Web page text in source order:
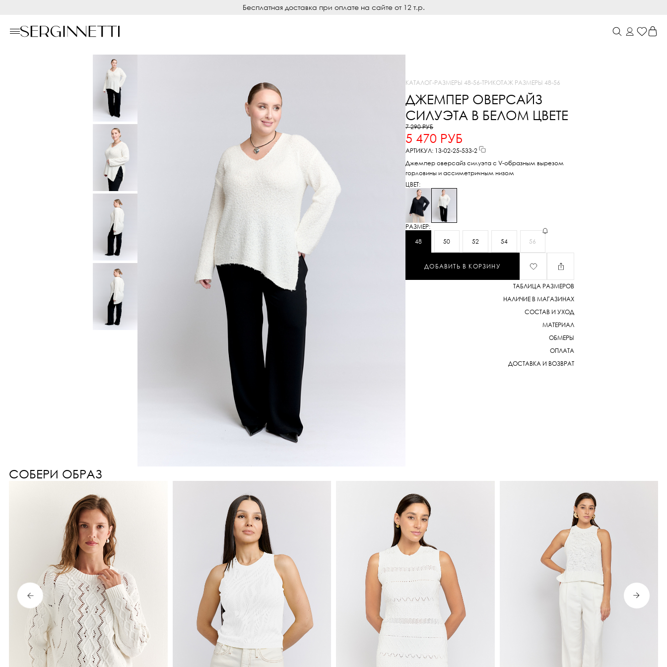
Бесплатная доставка при оплате на сайте от 12 т.р.
КАТАЛОГ-РАЗМЕРЫ 48-56-ТРИКОТАЖ РАЗМЕРЫ 48-56
ДЖЕМПЕР ОВЕРСАЙЗ
СИЛУЭТА В БЕЛОМ ЦВЕТЕ
7 290 РУБ
5 470 РУБ
АРТИКУЛ: 13-02-25-533-2
Джемпер оверсайз силуэта с V-образным вырезом
горловины и ассиметричным низом
ЦВЕТ:
РАЗМЕР:
48
50 52 54 56
ДОБАВИТЬ В КОРЗИНУ
ТАБЛИЦА РАЗМЕРОВ
НАЛИЧИЕ В МАГАЗИНАХ
СОСТАВ И УХОД
МАТЕРИАЛ
ОБМЕРЫ
ОПЛАТА
ДОСТАВКА И ВОЗВРАТ
СОБЕРИ ОБРАЗ